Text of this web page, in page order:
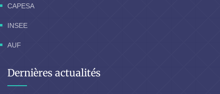
CAPESA
INSEE
AUF
Dernières actualités